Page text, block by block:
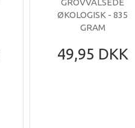
ØKOLOGISK - 835
GRAM
49,95 DKK